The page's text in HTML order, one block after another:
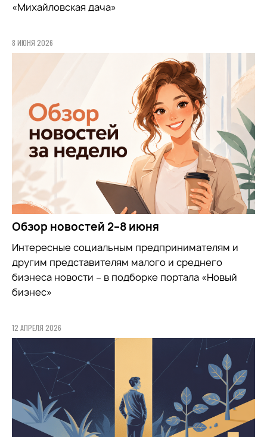
«Михайловская дача»
8 ИЮНЯ 2026
Обзор новостей 2–8 июня
Интересные социальным предпринимателям и
другим представителям малого и среднего
бизнеса новости – в подборке портала «Новый
бизнес»
12 АПРЕЛЯ 2026